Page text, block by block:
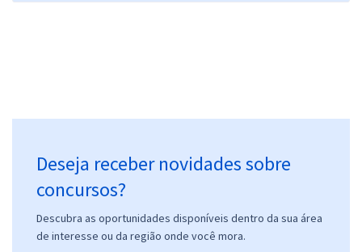
Deseja receber novidades sobre
concursos?
Descubra as oportunidades disponíveis dentro da sua área
de interesse ou da região onde você mora.